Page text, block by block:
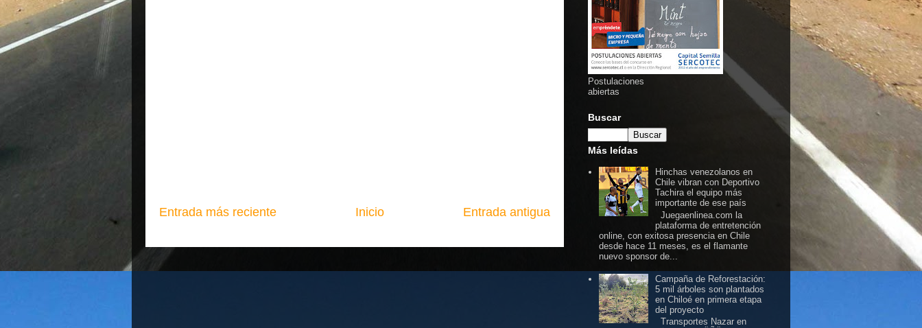
Entrada más reciente Entrada antigua
Inicio
Postulaciones
abiertas
Buscar
Más leídas
Hinchas venezolanos en
Chile vibran con Deportivo
Tachira el equipo más
importante de ese país
Juegaenlinea.com la
plataforma de entretención
online, con exitosa presencia en Chile
desde hace 11 meses, es el flamante
nuevo sponsor de...
Campaña de Reforestación:
5 mil árboles son plantados
en Chiloé en primera etapa
del proyecto
Transportes Nazar en